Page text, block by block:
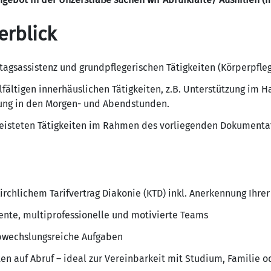
und grundpflegerischen Tätigkeiten
innerhäuslichen Tätigkeiten, z.B. Unterstützung im
in den Morgen- und Abendstunden.
Tätigkeiten im Rahmen des vorliegenden
Tarifvertrag Diakonie (KTD) inkl. Anerkennung
multiprofessionelle und motivierte Teams
Aufgaben
auf Abruf – ideal zur Vereinbarkeit mit Studium, Familie